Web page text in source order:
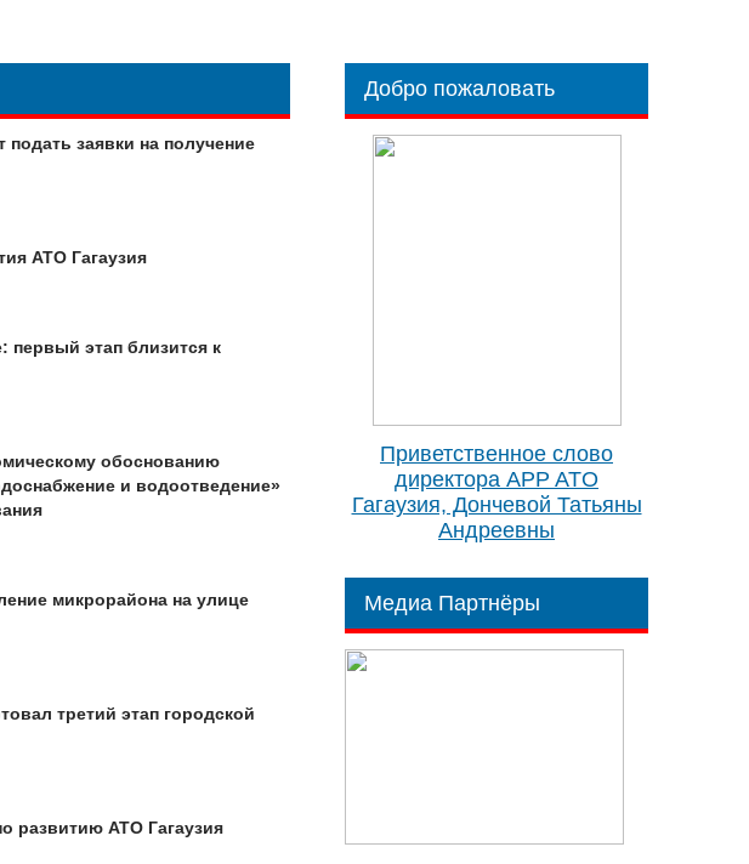
заявки на получение
АТО Гагаузия
первый этап близится к
обоснованию
и водоотведение»
микрорайона на улице
третий этап городской
развитию АТО Гагаузия
Добро пожаловать
Приветственное слово
директора APP ATO
Гагаузия, Дончевой Татьяны
Андреевны
Медиа Партнёры